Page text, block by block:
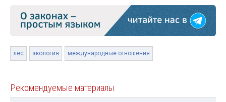
лес экология международные отношения
Рекомендуемые материалы